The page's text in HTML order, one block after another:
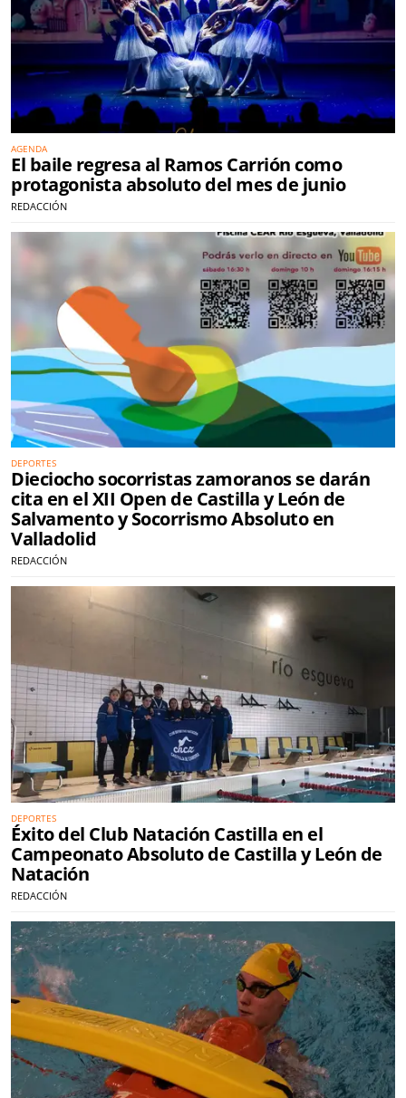
AGENDA
El baile regresa al Ramos Carrión como
protagonista absoluto del mes de junio
REDACCIÓN
DEPORTES
Dieciocho socorristas zamoranos se darán
cita en el XII Open de Castilla y León de
Salvamento y Socorrismo Absoluto en
Valladolid
REDACCIÓN
DEPORTES
Éxito del Club Natación Castilla en el
Campeonato Absoluto de Castilla y León de
Natación
REDACCIÓN